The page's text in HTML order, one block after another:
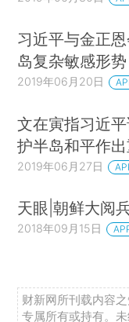
习近平与金正
岛复杂敏感形势
2019年06月20日
文在寅指习近
护半岛和平作
2019年06月27日
天眼|朝鲜大阅
2018年09月15日
财新网所刊载内容
专属所有或持有。